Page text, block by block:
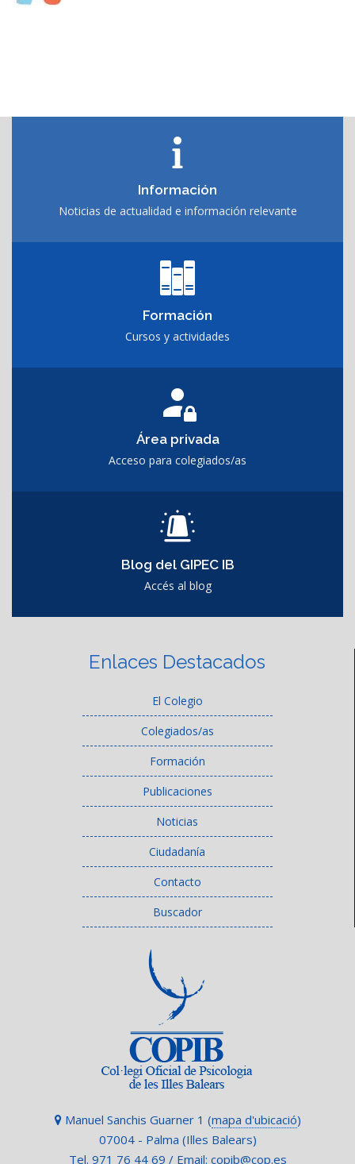
Información
Noticias de actualidad e información relevante
Formación
Cursos y actividades
Área privada
Acceso para colegiados/as
Blog del GIPEC IB
Accés al blog
Enlaces Destacados
El Colegio
Colegiados/as
Formación
Publicaciones
Noticias
Ciudadanía
Contacto
Buscador
Manuel Sanchis Guarner 1 (mapa d'ubicació)
07004 - Palma (Illes Balears)
Tel. 971 76 44 69 / Email: copib@cop.es